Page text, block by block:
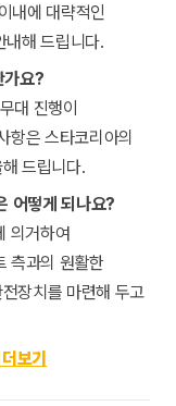
내에 대략적인
내해 드립니다.
가요?
대 진행이
항은 스타코리아의
드립니다.
어떻게 되나요?
의거하여
측과의 원활한
장치를 마련해 두고
보기